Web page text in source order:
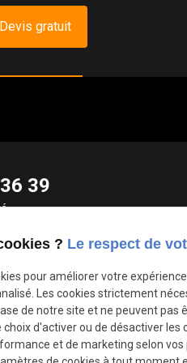
Devis gratuit
39
stores.com
? Le respect de
pour améliorer votre
Les cookies strictement
de notre site et ne peuvent pas
d'activer ou de désactiver les
et de marketing selon vos